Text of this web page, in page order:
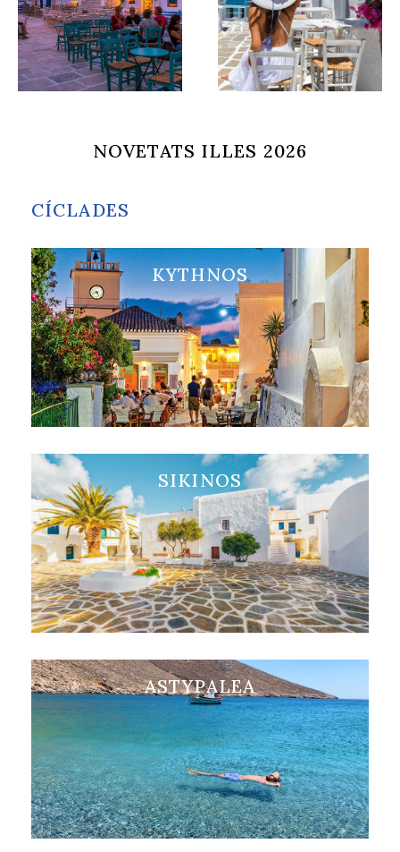
NOVETATS ILLES 2026
ASTYPALEA
Visita ASTYPALEA
SIKINOS
Visita SIKINOS
KYTHNOS
Visita KYTHNOS
CÍCLADES